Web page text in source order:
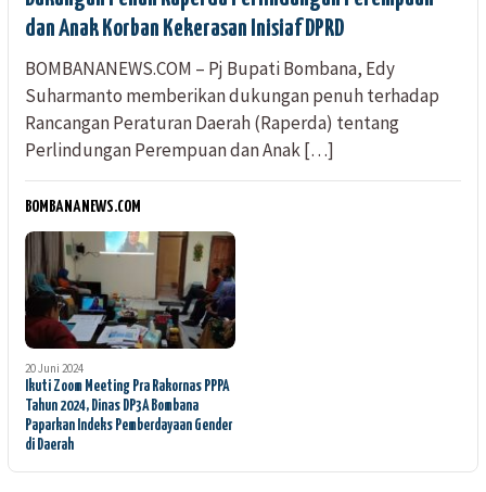
dan Anak Korban Kekerasan Inisiaf DPRD
BOMBANANEWS.COM – Pj Bupati Bombana, Edy
Suharmanto memberikan dukungan penuh terhadap
Rancangan Peraturan Daerah (Raperda) tentang
Perlindungan Perempuan dan Anak […]
BOMBANANEWS.COM
20 Juni 2024
Ikuti Zoom Meeting Pra Rakornas PPPA
Tahun 2024, Dinas DP3A Bombana
Paparkan Indeks Pemberdayaan Gender
di Daerah